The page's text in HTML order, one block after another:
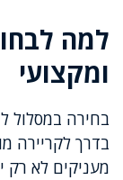
למה
ומקצועי
בחירה במסלול
בדרך לקריירה
מעניקים לא רק